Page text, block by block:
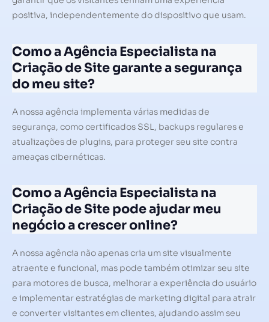
positiva, independentemente do dispositivo que usam.
Como a Agência Especialista na
Criação de Site garante a segurança
do meu site?
A nossa agência implementa várias medidas de
segurança, como certificados SSL, backups regulares e
atualizações de plugins, para proteger seu site contra
ameaças cibernéticas.
Como a Agência Especialista na
Criação de Site pode ajudar meu
negócio a crescer online?
A nossa agência não apenas cria um site visualmente
atraente e funcional, mas pode também otimizar seu site
para motores de busca, melhorar a experiência do usuário
e implementar estratégias de marketing digital para atrair
e converter visitantes em clientes, ajudando assim seu